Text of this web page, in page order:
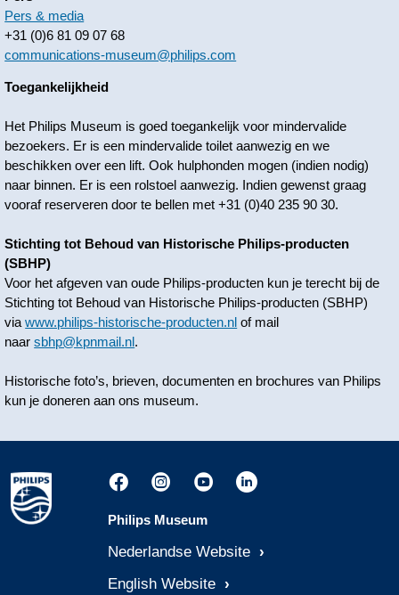
Pers & media
+31 (0)6 81 09 07 68
communications-museum@philips.com
Toegankelijkheid
Het Philips Museum is goed toegankelijk voor mindervalide
bezoekers. Er is een mindervalide toilet aanwezig en we
beschikken over een lift. Ook hulphonden mogen (indien nodig)
naar binnen. Er is een rolstoel aanwezig. Indien gewenst graag
vooraf reserveren door te bellen met +31 (0)40 235 90 30.
Stichting tot Behoud van Historische Philips-producten
(SBHP)
Voor het afgeven van oude Philips-producten kun je terecht bij de
Stichting tot Behoud van Historische Philips-producten (SBHP)
viawww.philips-historische-producten.nl of mail
naarsbhp@kpnmail.nl.
Historische foto’s, brieven, documenten en brochures van Philips
kun je doneren aan ons museum.
Philips Museum
Nederlandse Website
English Website